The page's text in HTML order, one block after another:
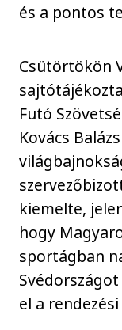
és a pontos
Csütörtökön
Futó
Kovács
kiemelte,
hogy
sportágban
el a